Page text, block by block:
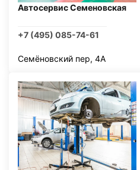
Автосервис Семеновская
+7 (495) 085-74-61
Семёновский пер, 4А